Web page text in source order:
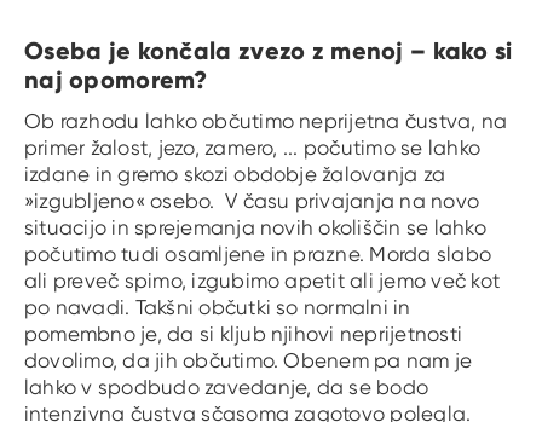
Oseba je končala zvezo z menoj – kako si
naj opomorem?
Ob razhodu lahko občutimo neprijetna čustva, na
primer žalost, jezo, zamero, ... počutimo se lahko
izdane in gremo skozi obdobje žalovanja za
»izgubljeno« osebo. V času privajanja na novo
situacijo in sprejemanja novih okoliščin se lahko
počutimo tudi osamljene in prazne. Morda slabo
ali preveč spimo, izgubimo apetit ali jemo več kot
po navadi. Takšni občutki so normalni in
pomembno je, da si kljub njihovi neprijetnosti
dovolimo, da jih občutimo. Obenem pa nam je
lahko v spodbudo zavedanje, da se bodo
intenzivna čustva sčasoma zagotovo polegla.